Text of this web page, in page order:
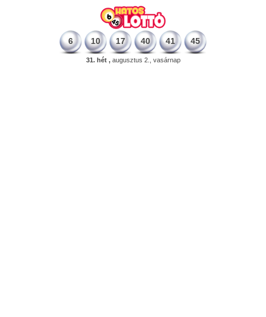
6 10 17 40 41 45
31. hét ,augusztus 2., vasárnap